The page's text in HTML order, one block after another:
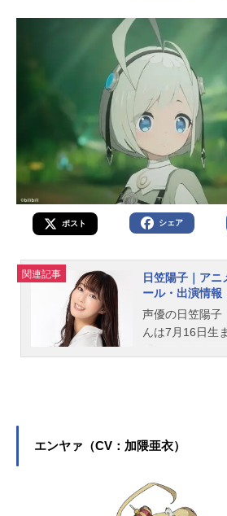
ポスト シェア
関連記事
日笠陽子｜アニ
ール・出演情報
声優の日笠陽子
んは7月16日生
子さんのオスス
エンヤァ（CV：加隈亜衣）